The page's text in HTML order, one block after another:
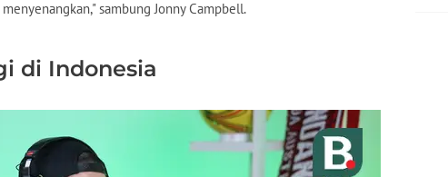
sambung Jonny Campbell.
di Indonesia